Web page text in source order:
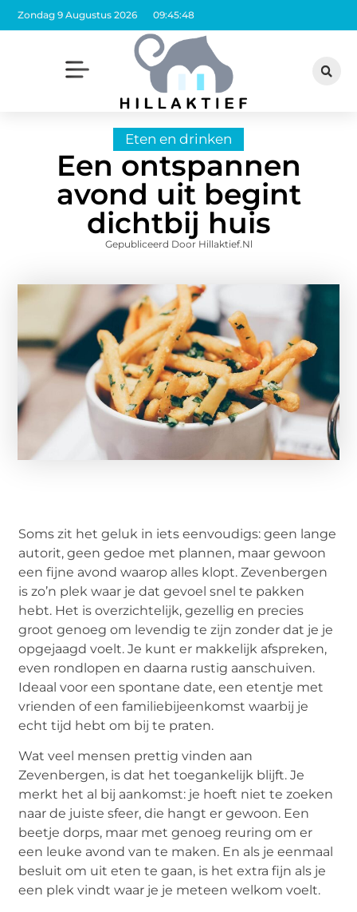
Zondag 9 Augustus 2026 09:45:49
Eten en drinken
Een ontspannen
avond uit begint
dichtbij huis
Gepubliceerd Door Hillaktief.nl
Soms zit het geluk in iets eenvoudigs: geen lange
autorit, geen gedoe met plannen, maar gewoon
een fijne avond waarop alles klopt. Zevenbergen
is zo’n plek waar je dat gevoel snel te pakken
hebt. Het is overzichtelijk, gezellig en precies
groot genoeg om levendig te zijn zonder dat je je
opgejaagd voelt. Je kunt er makkelijk afspreken,
even rondlopen en daarna rustig aanschuiven.
Ideaal voor een spontane date, een etentje met
vrienden of een familiebijeenkomst waarbij je
echt tijd hebt om bij te praten.
Wat veel mensen prettig vinden aan
Zevenbergen, is dat het toegankelijk blijft. Je
merkt het al bij aankomst: je hoeft niet te zoeken
naar de juiste sfeer, die hangt er gewoon. Een
beetje dorps, maar met genoeg reuring om er
een leuke avond van te maken. En als je eenmaal
besluit om uit eten te gaan, is het extra fijn als je
een plek vindt waar je je meteen welkom voelt.